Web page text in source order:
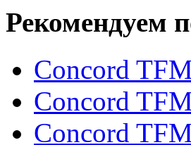
Рекомендуем
Concord
Concord
Concord